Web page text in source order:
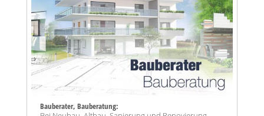
Bauberater, Bauberatung: